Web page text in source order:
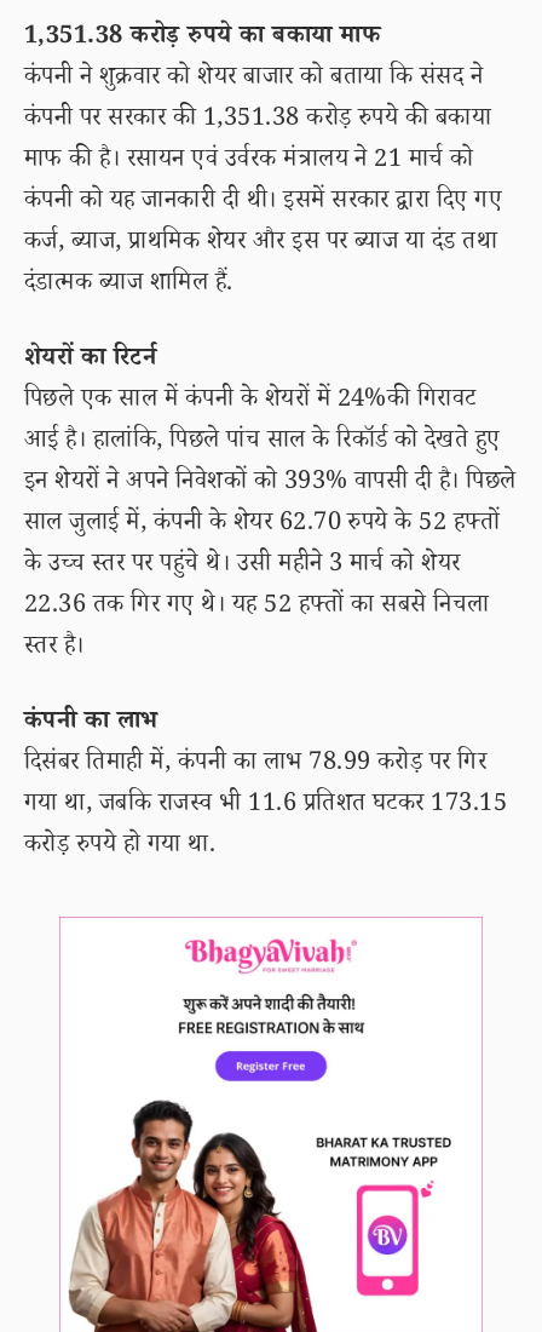
1,351.38 करोड़ रुपये का बकाया माफ
कंपनी ने शुक्रवार को शेयर बाजार को बताया कि संसद ने
कंपनी पर सरकार की 1,351.38 करोड़ रुपये की बकाया
माफ की है। रसायन एवं उर्वरक मंत्रालय ने 21 मार्च को
कंपनी को यह जानकारी दी थी। इसमें सरकार द्वारा दिए गए
कर्ज, ब्याज, प्राथमिक शेयर और इस पर ब्याज या दंड तथा
दंडात्मक ब्याज शामिल हैं.
शेयरों का रिटर्न
पिछले एक साल में कंपनी के शेयरों में 24%की गिरावट
आई है। हालांकि, पिछले पांच साल के रिकॉर्ड को देखते हुए
इन शेयरों ने अपने निवेशकों को 393% वापसी दी है। पिछले
साल जुलाई में, कंपनी के शेयर 62.70 रुपये के 52 हफ्तों
के उच्च स्तर पर पहुंचे थे। उसी महीने 3 मार्च को शेयर
22.36 तक गिर गए थे। यह 52 हफ्तों का सबसे निचला
स्तर है।
कंपनी का लाभ
दिसंबर तिमाही में, कंपनी का लाभ 78.99 करोड़ पर गिर
गया था, जबकि राजस्व भी 11.6 प्रतिशत घटकर 173.15
करोड़ रुपये हो गया था.